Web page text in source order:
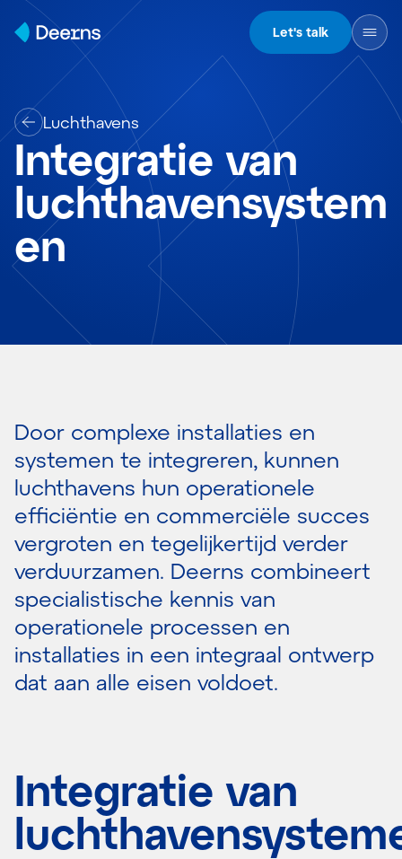
Skip to content
Let's talk
Luchthavens
Integratie van
luchthavensystem
en
Door complexe installaties en
systemen te integreren, kunnen
luchthavens hun operationele
efficiëntie en commerciële succes
vergroten en tegelijkertijd verder
verduurzamen. Deerns combineert
specialistische kennis van
operationele processen en
installaties in een integraal ontwerp
dat aan alle eisen voldoet.
Integratie van